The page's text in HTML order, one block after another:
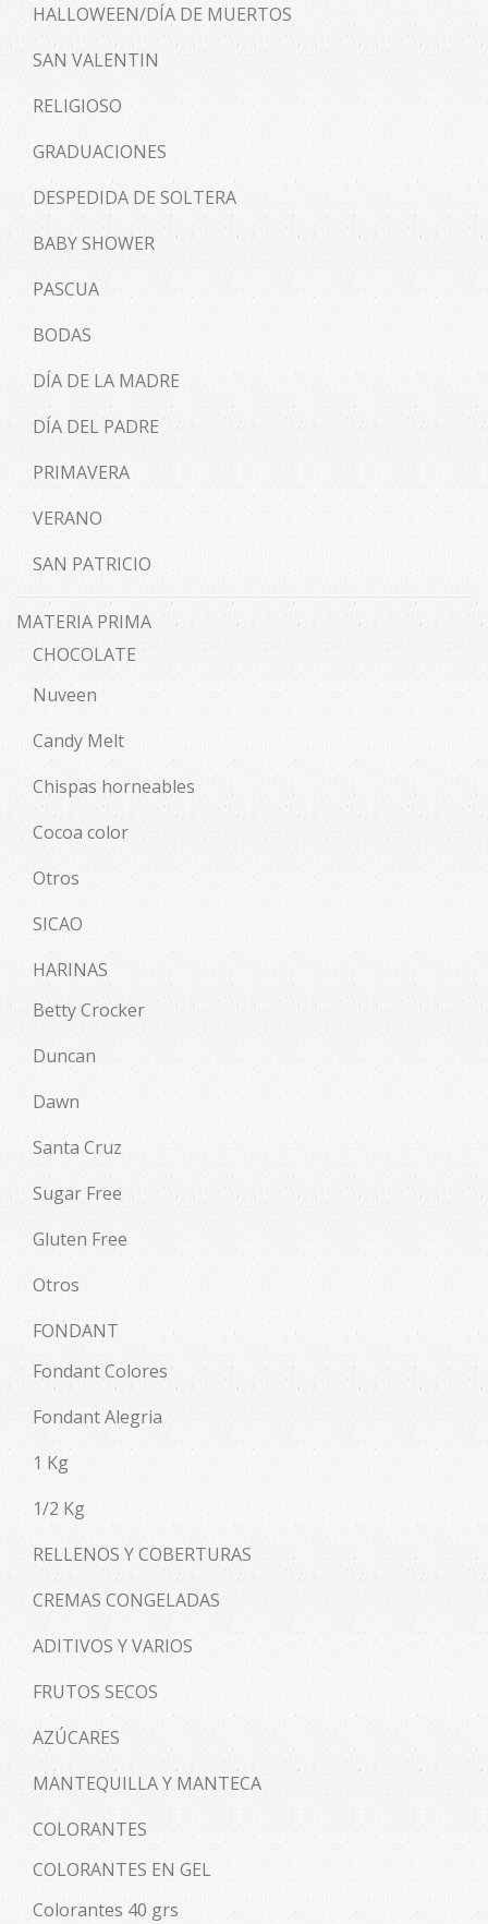
HALLOWEEN/DÍA DE MUERTOS
SAN VALENTIN
RELIGIOSO
GRADUACIONES
DESPEDIDA DE SOLTERA
BABY SHOWER
PASCUA
BODAS
DÍA DE LA MADRE
DÍA DEL PADRE
PRIMAVERA
VERANO
SAN PATRICIO
MATERIA PRIMA
CHOCOLATE
Nuveen
Candy Melt
Chispas horneables
Cocoa color
Otros
SICAO
HARINAS
Betty Crocker
Duncan
Dawn
Santa Cruz
Sugar Free
Gluten Free
Otros
FONDANT
Fondant Colores
Fondant Alegria
1 Kg
1/2 Kg
RELLENOS Y COBERTURAS
CREMAS CONGELADAS
ADITIVOS Y VARIOS
FRUTOS SECOS
AZÚCARES
MANTEQUILLA Y MANTECA
COLORANTES
COLORANTES EN GEL
Colorantes 40 grs